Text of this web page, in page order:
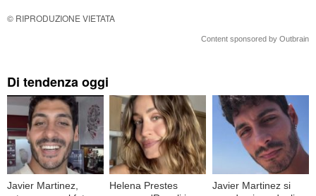
© RIPRODUZIONE VIETATA
Content sponsored by Outbrain
Di tendenza oggi
Javier Martinez,
Helena Prestes
Javier Martinez si